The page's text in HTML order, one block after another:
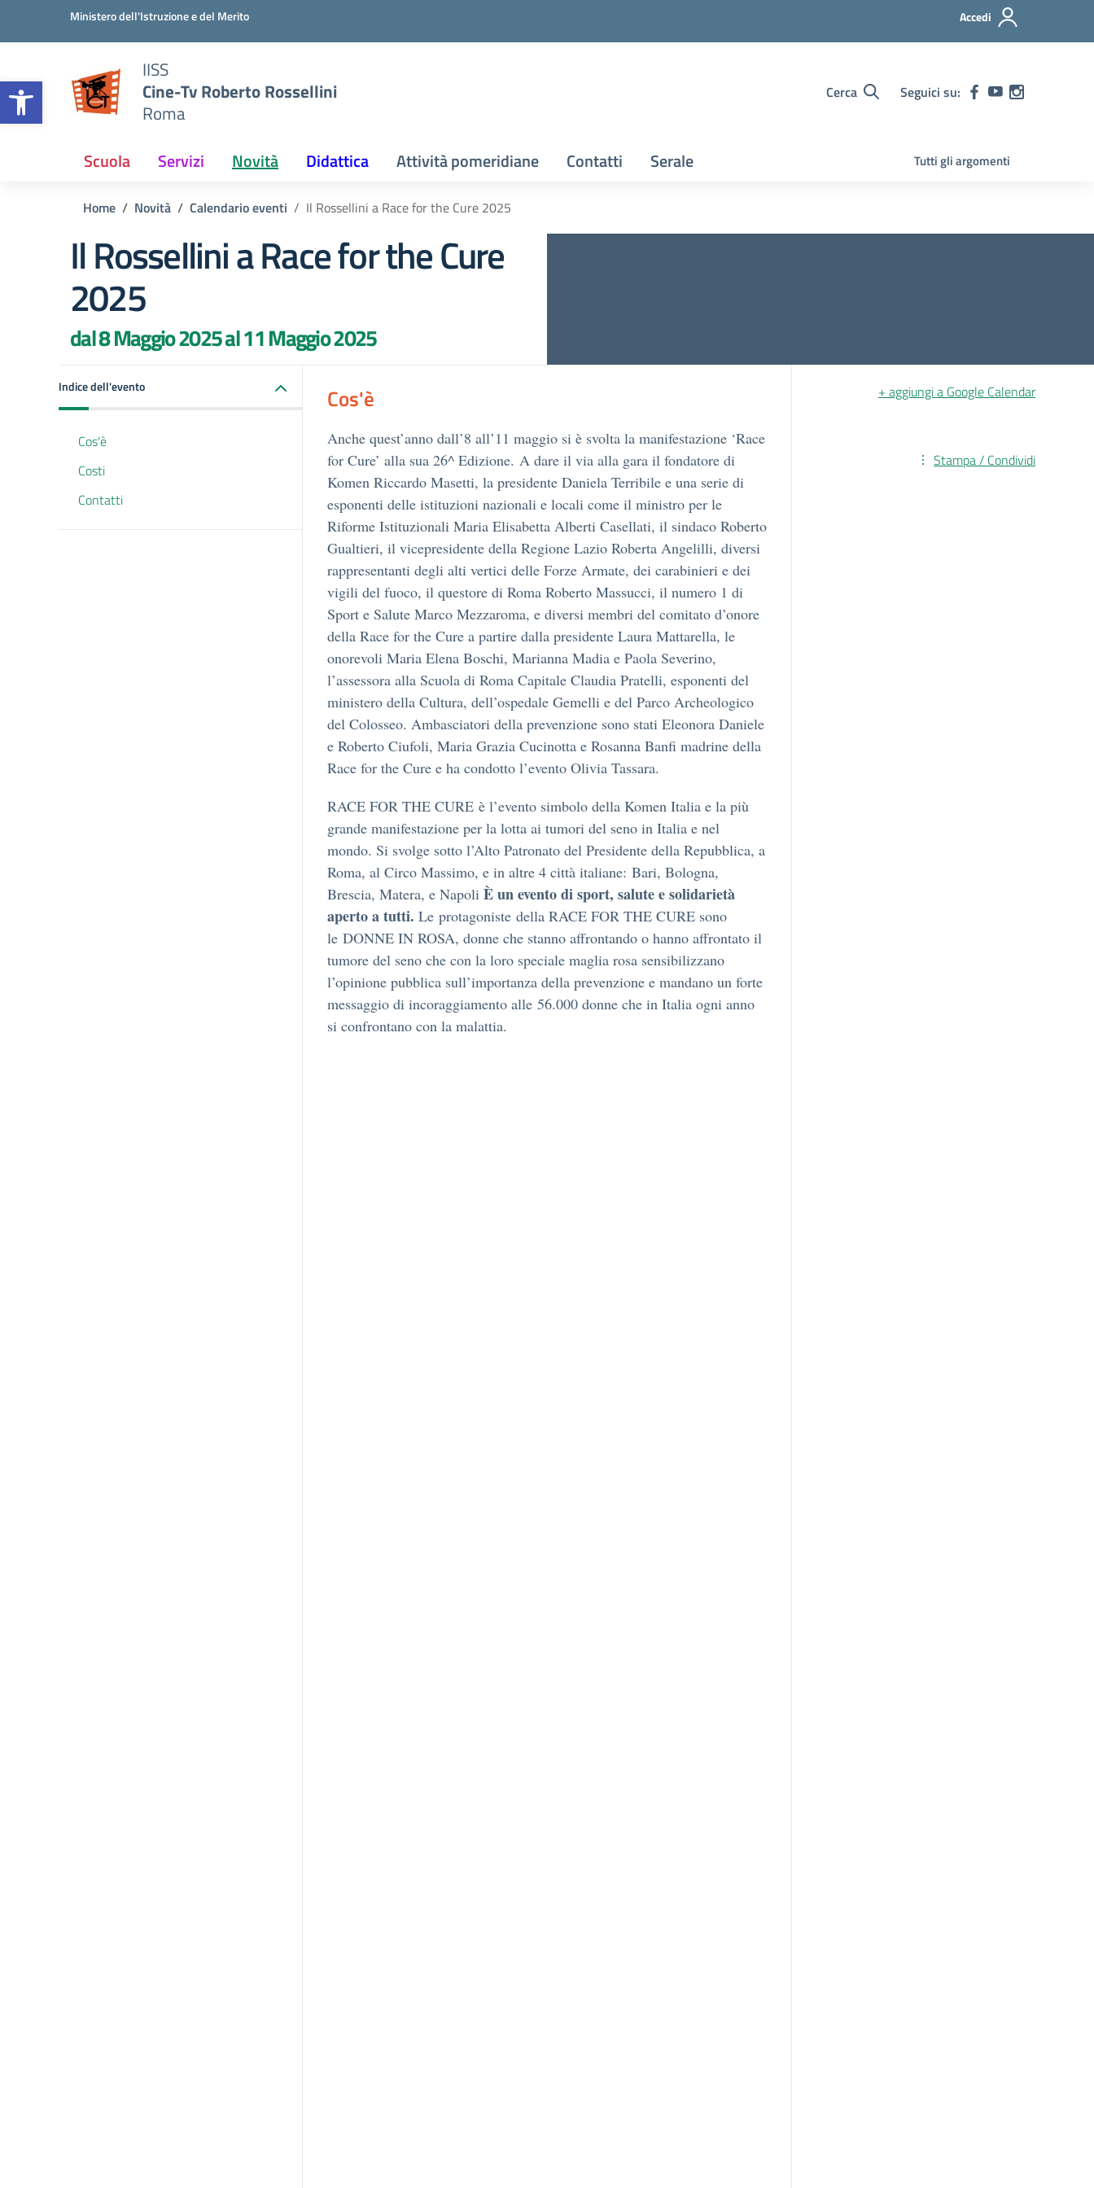
Open toolbar
Vai ai contenuti
Vai al menu di navigazioneMinistero dell'Istruzione e del Merito Accedi
IISS
Cine-Tv Roberto Rossellini
Roma
Cerca Seguici su:
Scuola Servizi Novità Didattica Attività pomeridiane Contatti Serale Tutti gli argomenti
Home Novità Calendario eventi Il Rossellini a Race for the Cure 2025
Il Rossellini a Race for the Cure
2025
dal 8 Maggio 2025 al 11 Maggio 2025
Indice dell'evento
Cos'è
Costi
Contatti
Cos'è
Anche quest’anno dall’8 all’11 maggio si è svolta la manifestazione ‘Race
for Cure’ alla sua 26^ Edizione. A dare il via alla gara il fondatore di
Komen Riccardo Masetti, la presidente Daniela Terribile e una serie di
esponenti delle istituzioni nazionali e locali come il ministro per le
Riforme Istituzionali Maria Elisabetta Alberti Casellati, il sindaco Roberto
Gualtieri, il vicepresidente della Regione Lazio Roberta Angelilli, diversi
rappresentanti degli alti vertici delle Forze Armate, dei carabinieri e dei
vigili del fuoco, il questore di Roma Roberto Massucci, il numero 1 di
Sport e Salute Marco Mezzaroma, e diversi membri del comitato d’onore
della Race for the Cure a partire dalla presidente Laura Mattarella, le
onorevoli Maria Elena Boschi, Marianna Madia e Paola Severino,
l’assessora alla Scuola di Roma Capitale Claudia Pratelli, esponenti del
ministero della Cultura, dell’ospedale Gemelli e del Parco Archeologico
del Colosseo. Ambasciatori della prevenzione sono stati Eleonora Daniele
e Roberto Ciufoli, Maria Grazia Cucinotta e Rosanna Banfi madrine della
Race for the Cure e ha condotto l’evento Olivia Tassara.
RACE FOR THE CURE è l’evento simbolo della Komen Italia e la più
grande manifestazione per la lotta ai tumori del seno in Italia e nel
mondo. Si svolge sotto l’Alto Patronato del Presidente della Repubblica, a
Roma, al Circo Massimo, e in altre 4 città italiane: Bari, Bologna,
Brescia, Matera, e Napoli È un evento di sport, salute e solidarietà
aperto a tutti. Le protagoniste della RACE FOR THE CURE sono
le DONNE IN ROSA, donne che stanno affrontando o hanno affrontato il
tumore del seno che con la loro speciale maglia rosa sensibilizzano
l’opinione pubblica sull’importanza della prevenzione e mandano un forte
messaggio di incoraggiamento alle 56.000 donne che in Italia ogni anno
si confrontano con la malattia.
+ aggiungi a Google Calendar
Stampa / Condividi